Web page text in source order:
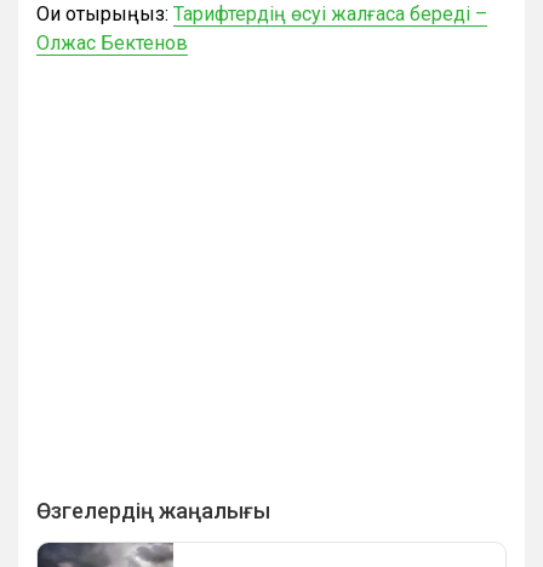
Оқи отырыңыз: Тарифтердің өсуі жалғаса береді –
Олжас Бектенов